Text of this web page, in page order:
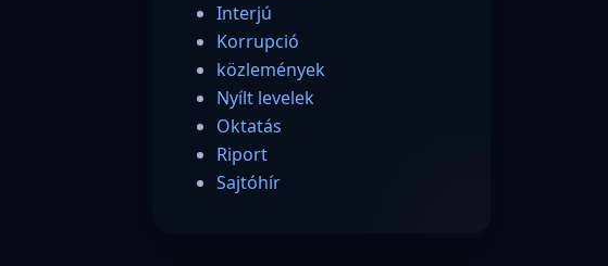
Interjú
Korrupció
közlemények
Nyílt levelek
Oktatás
Riport
Sajtóhír